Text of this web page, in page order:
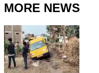
MORE NEWS